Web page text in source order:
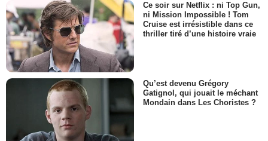
Ce soir sur Netflix : ni Top Gun,
ni Mission Impossible ! Tom
Cruise est irrésistible dans ce
thriller tiré d’une histoire vraie
Qu’est devenu Grégory
Gatignol, qui jouait le méchant
Mondain dans Les Choristes ?